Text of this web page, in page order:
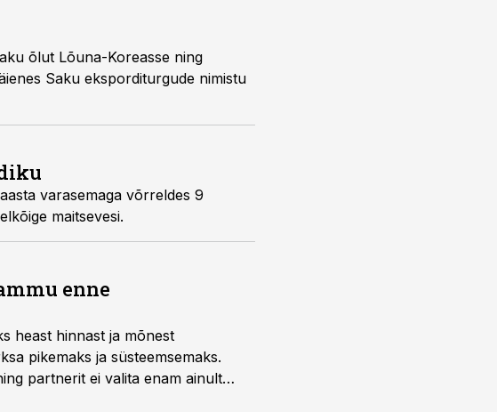
õlut Lõuna-Koreasse ning
Saku eksporditurgude nimistu
varasemaga võrreldes 9
maitsevesi.
enne
heast hinnast ja mõnest
pikemaks ja süsteemsemaks.
partnerit ei valita enam ainult